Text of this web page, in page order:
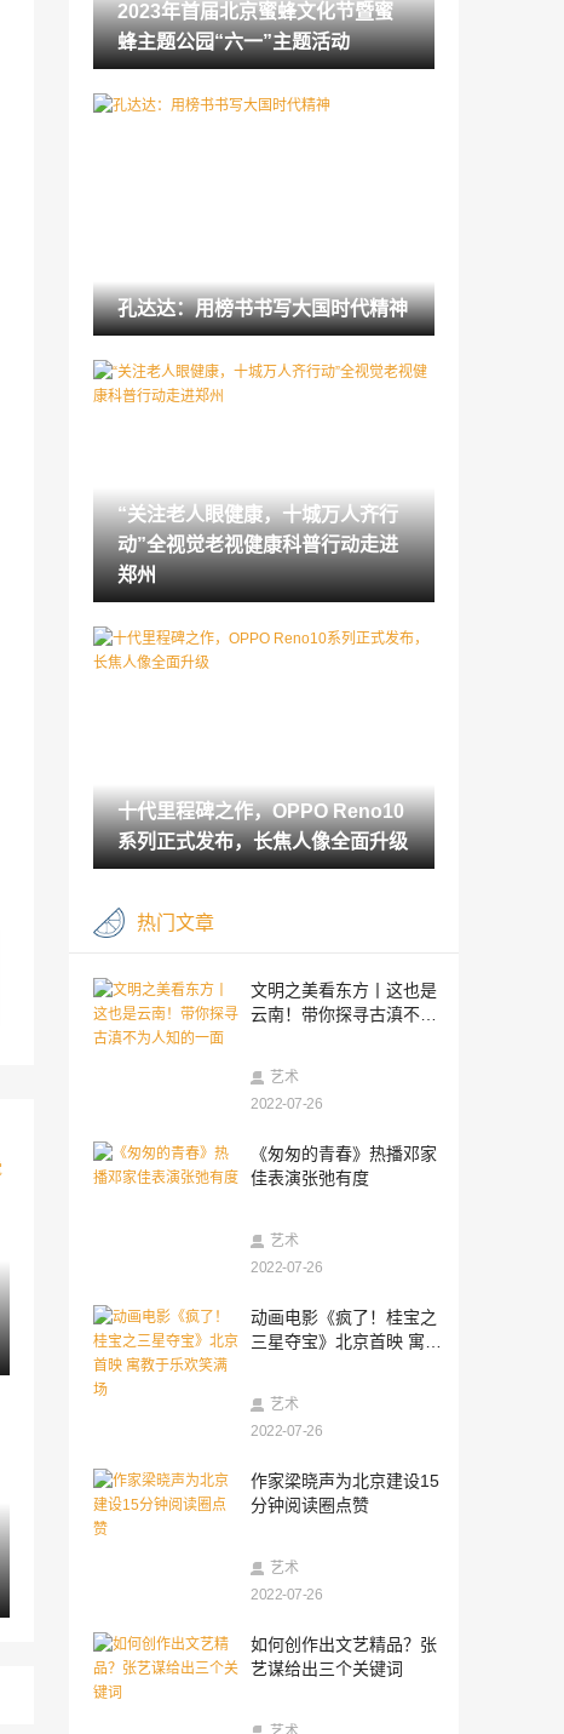
2023-05-19
侨银股份的江面守护者：清晨，一条保洁
船的故事
2023-05-18
中文汉字姓名释意寓意与咨询服务内容规
范团标评审会在鲁举行
美力新序，预见未来——2023第四届上海
2023-05-08
洁帝洗鞋工厂为更好的服务消费者
长沙零小馋品牌管理有限公司零食店怎么
开有优势
悦丽雅参加河北省医师协会美容与整形医
师年会
2023-04-28
进口奶粉品牌十大排名哪款好？首选双蛋
白配方的伊利金领冠睿护
2023-04-27
clash节点购买 机场推荐(2023)
“相赠好书 悦读同行”
“豫见三秦四季 看见多彩西咸” 2023陕西省
暨西咸新区文化旅游推介会在河南郑州举
倡导科学养老，乐享品质生活，川北片区
养老服务及产品展览会即将开幕！
2023-04-25
开一家南昌米粉店赚钱吗？这几点事项你
严防电信网络诈骗 筑牢风险防范藩篱 中荷
人寿安徽省分公司积极开展反电信网络诈
赴西安城区调研“积极老龄化视角下弥合老
孝当先打造“子恩”品牌羊奶粉系列,携手代
言人陈红唱亮“夕阳红”
2023年首届北京蜜蜂文化节暨蜜
蜂主题公园“六一”主题活动
孔达达：用榜书书写大国时代精神
“关注老人眼健康，十城万人齐行
动”全视觉老视健康科普行动走进
郑州
十代里程碑之作，OPPO Reno10
系列正式发布，长焦人像全面升级
热门文章
文明之美看东方丨这也是
云南！带你探寻古滇不为
艺术
2022-07-26
《匆匆的青春》热播邓家
佳表演张弛有度
艺术
2022-07-26
动画电影《疯了！桂宝之
三星夺宝》北京首映 寓教
艺术
2022-07-26
作家梁晓声为北京建设15
分钟阅读圈点赞
艺术
2022-07-26
如何创作出文艺精品？张
艺谋给出三个关键词